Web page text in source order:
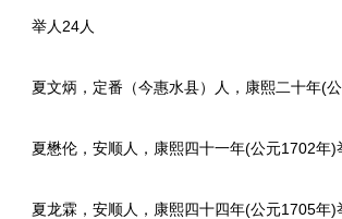
举人24人
夏文炳，定番（今惠水县）人，康熙二十年(公
夏懋伦，安顺人，康熙四十一年(公元1702年)
夏龙霖，安顺人，康熙四十四年(公元1705年)